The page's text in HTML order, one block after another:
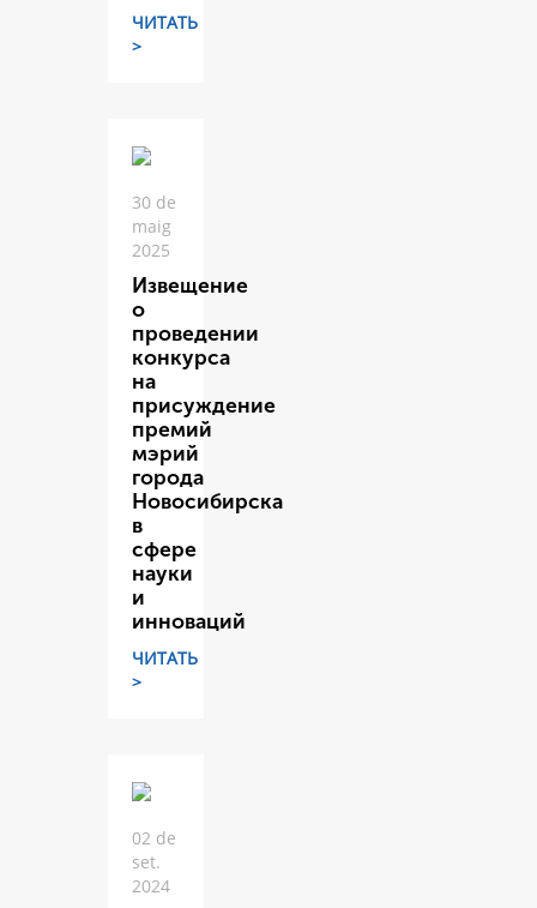
ЧИТАТЬ
>
30 de
maig
2025
Извещение
о
проведении
конкурса
на
присуждение
премий
мэрий
города
Новосибирска
в
сфере
науки
и
инноваций
ЧИТАТЬ
>
02 de
set.
2024